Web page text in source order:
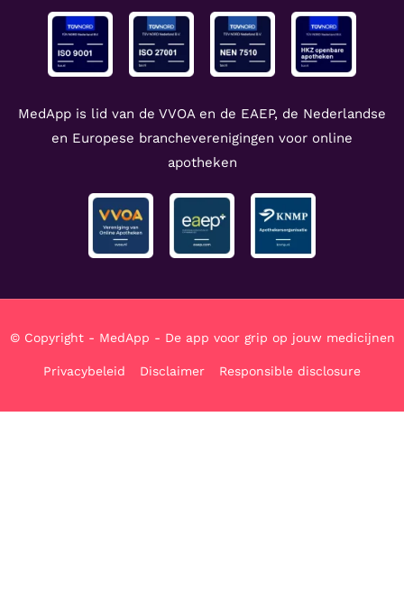
MedApp is lid van de VVOA en de EAEP, de Nederlandse
en Europese brancheverenigingen voor online
apotheken
© Copyright - MedApp - De app voor grip op jouw medicijnen
Privacybeleid Disclaimer Responsible disclosure